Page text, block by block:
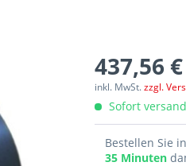
437,56
inkl. MwSt.zzgl.
Sofort
Bestellen Sie
35 Minuten